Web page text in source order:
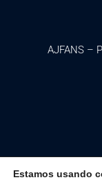
AJFANS –
Estamos usando